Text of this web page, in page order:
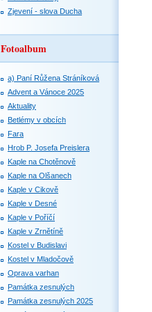
Zjevení - slova Ducha
Fotoalbum
a) Paní Růžena Stráníková
Advent a Vánoce 2025
Aktuality
Betlémy v obcích
Fara
Hrob P. Josefa Preislera
Kaple na Chotěnově
Kaple na Olšanech
Kaple v Cikově
Kaple v Desné
Kaple v Poříčí
Kaple v Zrnětíně
Kostel v Budislavi
Kostel v Mladočově
Oprava varhan
Památka zesnulých
Památka zesnulých 2025